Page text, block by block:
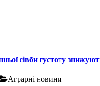
сівби густоту
Аграрні новини